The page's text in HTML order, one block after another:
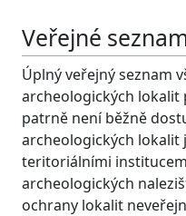
Veřejné
Úplný veřejný seznam
archeologických lokalit
patrně není běžně
archeologických lokalit
teritoriálními
archeologických
ochrany lokalit